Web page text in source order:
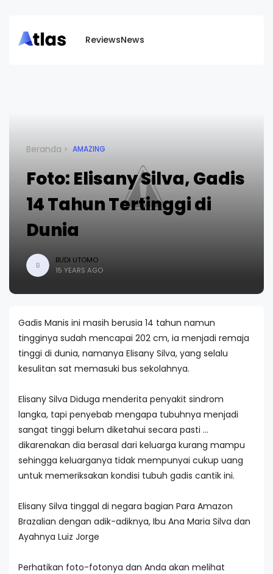
ReviewsNews
Beranda AMAZING
Foto: Elisany Silva, Gadis
14 Tahun Tertinggi di
Dunia
B
BUDI UTOMO
15 YEARS AGO
Gadis Manis ini masih berusia 14 tahun namun
tingginya sudah mencapai 202 cm, ia menjadi remaja
tinggi di dunia, namanya Elisany Silva, yang selalu
kesulitan sat memasuki bus sekolahnya.
Elisany Silva Diduga menderita penyakit sindrom
langka, tapi penyebab mengapa tubuhnya menjadi
sangat tinggi belum diketahui secara pasti …
dikarenakan dia berasal dari keluarga kurang mampu
sehingga keluarganya tidak mempunyai cukup uang
untuk memeriksakan kondisi tubuh gadis cantik ini.
Elisany Silva tinggal di negara bagian Para Amazon
Brazalian dengan adik-adiknya, Ibu Ana Maria Silva dan
Ayahnya Luiz Jorge
Perhatikan foto-fotonya dan Anda akan melihat